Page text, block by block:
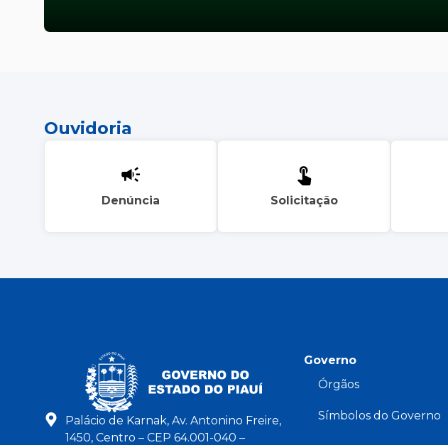
Ouvidoria
Denúncia Solicitação
Palácio de Karnak, Av. Antonino Freire,
1450, Centro – CEP 64.001-040 –
Governo
Órgãos
Símbolos do Governo